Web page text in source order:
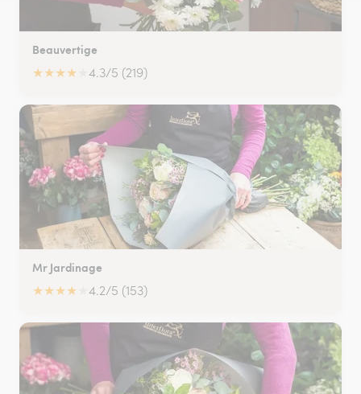
Beauvertige
★★★★ 4.3/5 (219)
Mr Jardinage
★★★★ 4.2/5 (153)